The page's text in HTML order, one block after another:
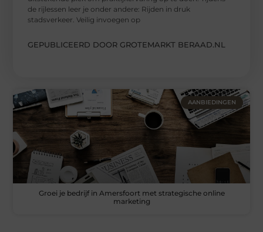
de rijlessen leer je onder andere: Rijden in druk
stadsverkeer. Veilig invoegen op
GEPUBLICEERD DOOR GROTEMARKT BERAAD.NL
AANBIEDINGEN
Groei je bedrijf in Amersfoort met strategische online
marketing